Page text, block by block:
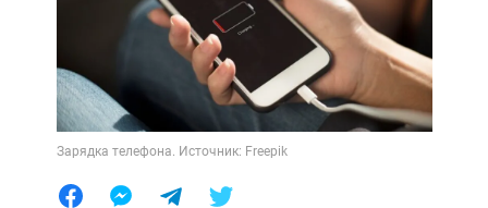
Зарядка телефона. Источник: Freepik